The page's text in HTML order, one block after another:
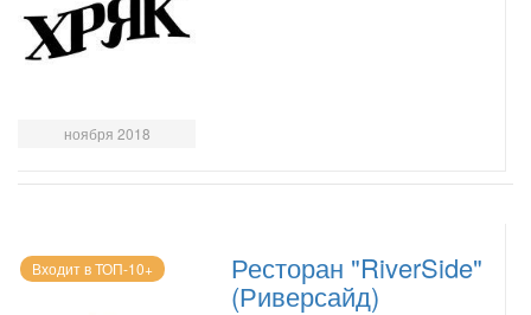
ноября 2018
Входит в ТОП-10+ Ресторан "RiverSide"
(Риверсайд)